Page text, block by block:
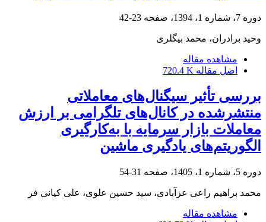
دوره 7، شماره 1، 1394، صفحه 23-42
وحید برادران، محمد بیگلری
مشاهده مقاله
اصل مقاله 720.4 K
بررسی تأثیر سیگنال‌‌های معاملاتی
منتشرشده در کانال‌‌های تلگرامی بر ارزش
معاملات بازار سرمایه با به‌کارگیری
الگوریتم‌‌های یادگیری ماشین
دوره 5، شماره 1، 1405، صفحه 31-54
محمد براهیم راعی عزآبادی، سید حسین علوی، علی کیانی فر
مشاهده مقاله